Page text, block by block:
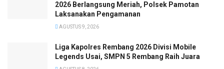
2026 Berlangsung Meriah, Polsek Pamotan
Laksanakan Pengamanan
AGUSTUS 9, 2026
Liga Kapolres Rembang 2026 Divisi Mobile
Legends Usai, SMPN 5 Rembang Raih Juara